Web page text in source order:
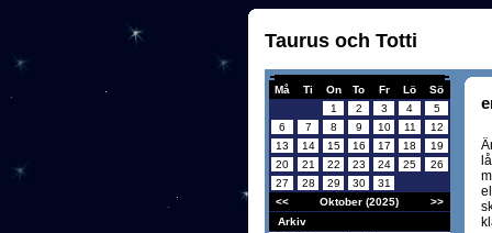
Taurus och Totti
Må Ti On To Fr Lö
Sö
1
2 3 4
5
6
7 8 9 10 11
12
13
14 15 16 17 18
19
20
21 22 23 24 25
26
27
28 29 30
31
<<
Oktober (2025)
>>
Arkiv